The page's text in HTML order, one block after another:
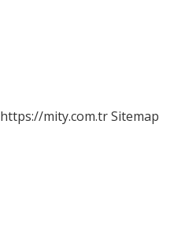
https://mity.com.trSitemap